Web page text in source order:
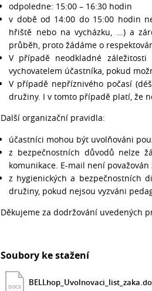
odpoledne: 15:00 – 16:30 hodin
v době od 14:00 do 15:00 hodin
hřiště nebo na vycházku, …) a
průběh, proto žádáme o
V případě neodkladné
vychovatelem účastníka, pokud
V případě nepříznivého počasí
družiny. I v tomto případě platí, že
Další organizační pravidla:
účastníci mohou být uvolňováni
z bezpečnostních důvodů nelze
komunikace. E-mail není
z hygienických a bezpečnostních
družiny, pokud nejsou vyzváni
Děkujeme za dodržování uvedených
Soubory ke stažení
DOCX